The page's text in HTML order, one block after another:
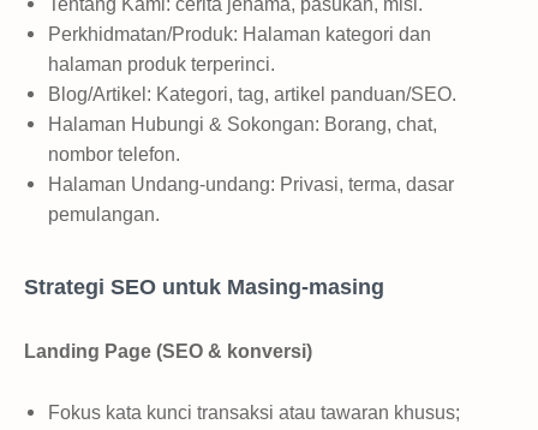
Perkhidmatan/Produk: Halaman kategori dan
halaman produk terperinci.
Blog/Artikel: Kategori, tag, artikel panduan/SEO.
Halaman Hubungi & Sokongan: Borang, chat,
nombor telefon.
Halaman Undang-undang: Privasi, terma, dasar
pemulangan.
Strategi SEO untuk Masing-masing
Landing Page (SEO & konversi)
Fokus kata kunci transaksi atau tawaran khusus;